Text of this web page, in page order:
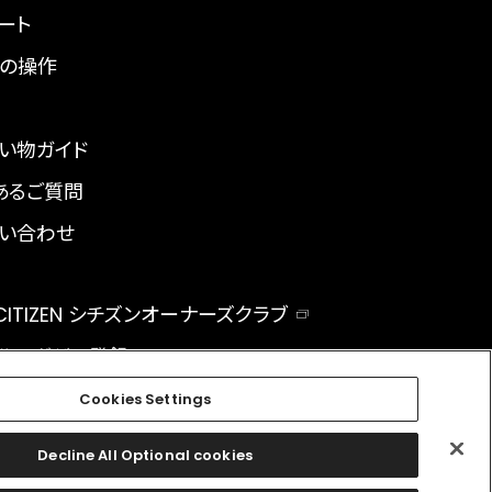
ト
操作
物ガイド
るご質問
合わせ
シチズンオーナーズクラブ
マガジン登録
facebookinstagramtwitter
Cookies Settings
Decline All Optional cookies